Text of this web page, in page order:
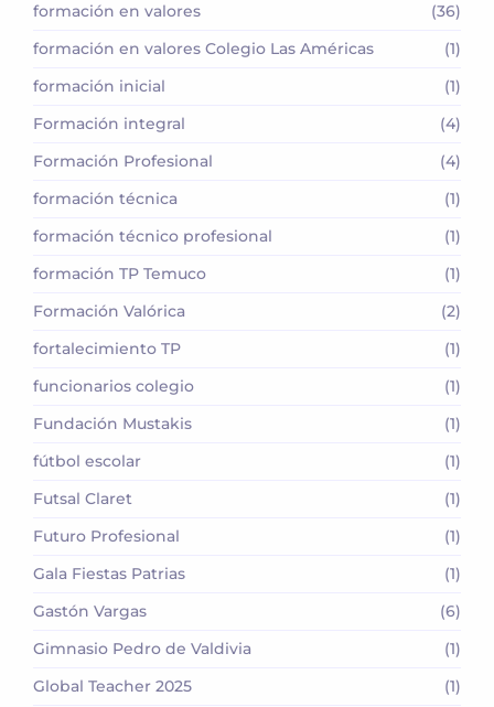
formación en valores
(36)
formación en valores Colegio Las Américas
(1)
formación inicial
(1)
Formación integral
(4)
Formación Profesional
(4)
formación técnica
(1)
formación técnico profesional
(1)
formación TP Temuco
(1)
Formación Valórica
(2)
fortalecimiento TP
(1)
funcionarios colegio
(1)
Fundación Mustakis
(1)
fútbol escolar
(1)
Futsal Claret
(1)
Futuro Profesional
(1)
Gala Fiestas Patrias
(1)
Gastón Vargas
(6)
Gimnasio Pedro de Valdivia
(1)
Global Teacher 2025
(1)